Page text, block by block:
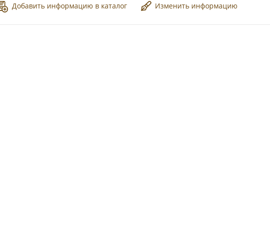
Добавить информацию в каталог Изменить информацию